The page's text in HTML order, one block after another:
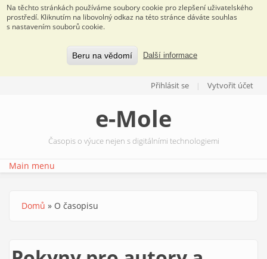
Na těchto stránkách používáme soubory cookie pro zlepšení uživatelského
prostředí. Kliknutím na libovolný odkaz na této stránce dáváte souhlas
s nastavením souborů cookie.
Beru na vědomí Další informace
Přihlásit se Vytvořit účet
e-Mole
Časopis o výuce nejen s digitálními technologiemi
Main menu
Jste zde
Domů » O časopisu